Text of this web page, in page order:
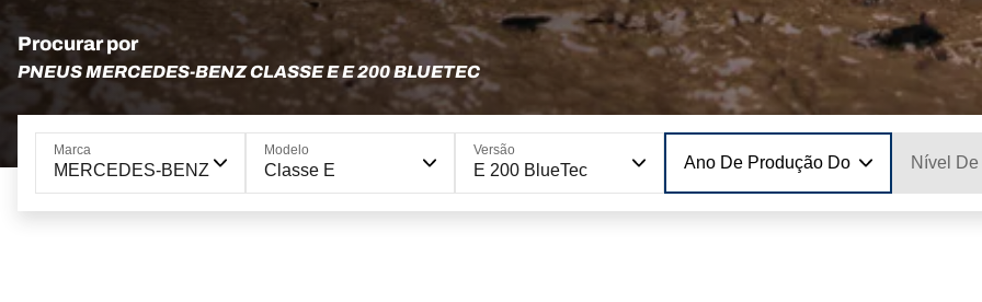
Procurar por
PNEUS MERCEDES-BENZ CLASSE E E 200 BLUETEC
Marca
MERCEDES-BENZ
Modelo
Classe E
Versão
E 200 BlueTec Ano De Produção Do Modelo Nível